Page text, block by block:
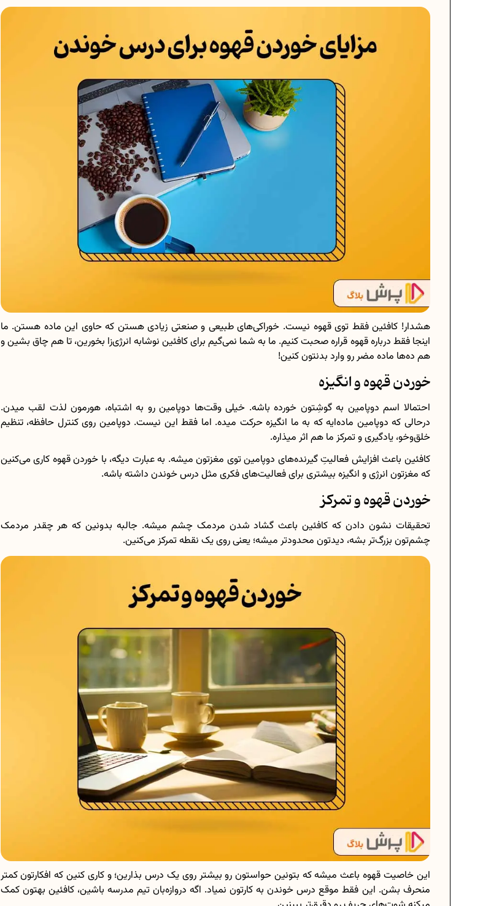
هشدار! کافئین فقط توی قهوه نیست. خوراکی‌های طبیعی و صنعتی زیادی هستن که حاوی این ماده هستن. ما
اینجا فقط درباره قهوه قراره صحبت کنیم. ما به شما نمی‌گیم برای کافئین نوشابه انرژی‌زا بخورین، تا هم چاق بشین و
هم ده‌ها ماده مضر رو وارد بدنتون کنین!
خوردن قهوه و انگیزه
احتمالا اسم دوپامین به گوشِتون خورده باشه. خیلی وقت‌ها دوپامین رو به اشتباه، هورمون لذت لقب میدن.
درحالی که دوپامین ماده‌ایه که به ما انگیزه حرکت میده. اما فقط این نیست. دوپامین روی کنترل حافظه، تنظیم
خلق‌وخو، یادگیری و تمرکز ما هم اثر میذاره.
کافئین باعث افزایش فعالیتِ گیرنده‌های دوپامین توی مغزتون میشه. به عبارت دیگه، با خوردن قهوه کاری می‌کنین
که مغزتون انرژی و انگیزه بیشتری برای فعالیت‌های فکری مثل درس خوندن داشته باشه.
خوردن قهوه و تمرکز
تحقیقات نشون دادن که کافئین باعث گشاد شدن مردمک چشم میشه. جالبه بدونین که هر چقدر مردمک
چشم‌تون بزرگ‌تر بشه، دیدتون محدودتر میشه؛ یعنی روی یک نقطه تمرکز می‌کنین.
این خاصیت قهوه باعث میشه که بتونین حواستون رو بیشتر روی یک درس بذارین؛ و کاری کنین که افکارتون کمتر
منحرف بشن. این فقط موقع درس خوندن به کارتون نمیاد. اگه دروازه‌بان تیم مدرسه باشین، کافئین بهتون کمک